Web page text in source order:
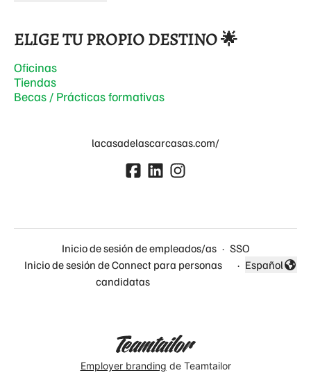
ELIGE TU PROPIO DESTINO 🌟
Oficinas
Tiendas
Becas / Prácticas formativas
lacasadelascarcasas.com/
Inicio de sesión de empleados/as · SSO
Inicio de sesión de Connect para personas
candidatas
·
Cambiar
Español
Employer branding de Teamtailor